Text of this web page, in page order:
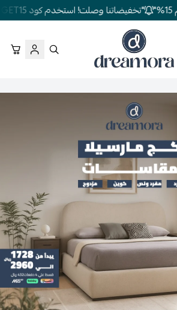
"تخفيضاتنا وصلت! استخدم كود GET15 لخصم 15%"
دريمورا للمفارش وأثاث غرف النوم